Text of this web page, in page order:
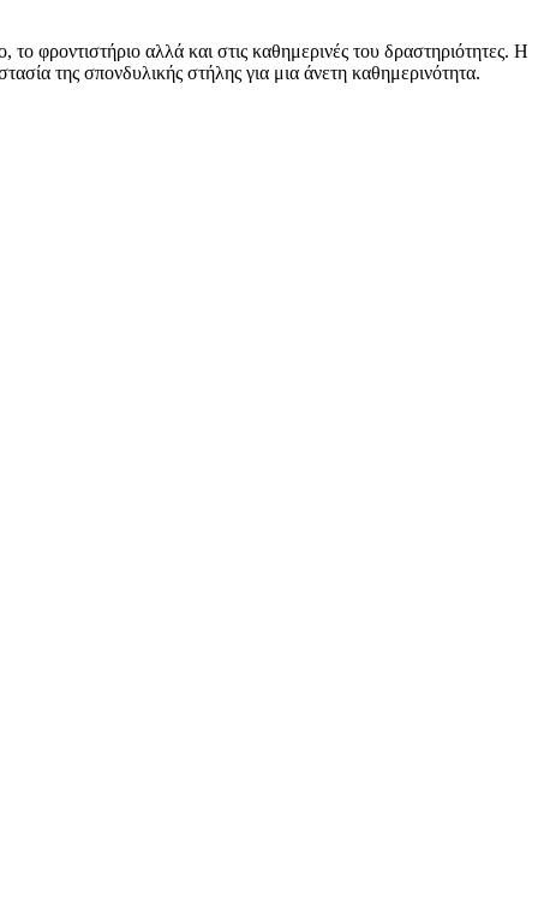
το φροντιστήριο αλλά και στις καθημερινές του δραστηριότητες. Η
της σπονδυλικής στήλης για μια άνετη καθημερινότητα.